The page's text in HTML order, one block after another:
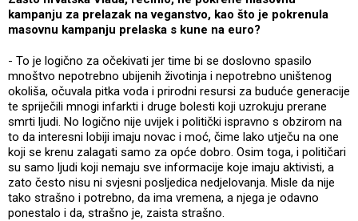
kampanju za prelazak na veganstvo, kao što je pokrenula
masovnu kampanju prelaska s kune na euro?
- To je logično za očekivati jer time bi se doslovno spasilo
mnoštvo nepotrebno ubijenih životinja i nepotrebno uništenog
okoliša, očuvala pitka voda i prirodni resursi za buduće generacije
te spriječili mnogi infarkti i druge bolesti koji uzrokuju prerane
smrti ljudi. No logično nije uvijek i politički ispravno s obzirom na
to da interesni lobiji imaju novac i moć, čime lako utječu na one
koji se krenu zalagati samo za opće dobro. Osim toga, i političari
su samo ljudi koji nemaju sve informacije koje imaju aktivisti, a
zato često nisu ni svjesni posljedica nedjelovanja. Misle da nije
tako strašno i potrebno, da ima vremena, a njega je odavno
ponestalo i da, strašno je, zaista strašno.